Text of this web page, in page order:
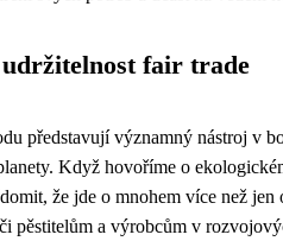
fair trade
představují významný nástroj v
Když hovoříme o
že jde o mnohem více než jen
pěstitelům a výrobcům v